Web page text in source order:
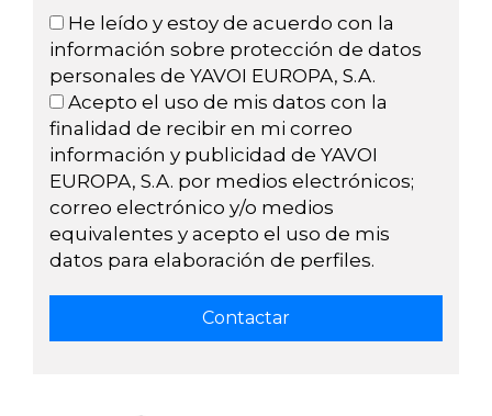
He leído y estoy de acuerdo con la
información sobre protección de datos
personales de YAVOI EUROPA, S.A.
Acepto el uso de mis datos con la
finalidad de recibir en mi correo
información y publicidad de YAVOI
EUROPA, S.A. por medios electrónicos;
correo electrónico y/o medios
equivalentes y acepto el uso de mis
datos para elaboración de perfiles.